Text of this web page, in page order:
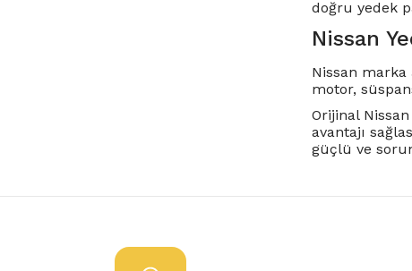
doğru yedek
Nissan
Nissan marka
motor,
Orijinal
avantajı
güçlü ve